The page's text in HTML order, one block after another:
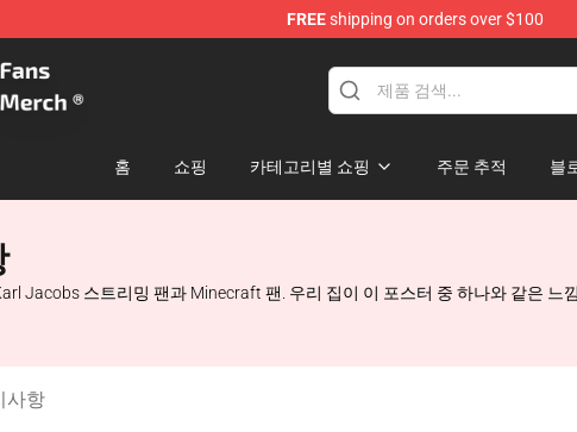
FREEshipping on orders over $100
Merchandise Shop
홈 쇼핑 카테고리별 쇼핑 주문 추적 블
Jacobs 스트리밍 팬과 Minecraft 팬. 우리 집이 이 포스터 중 하나와 같은
사항